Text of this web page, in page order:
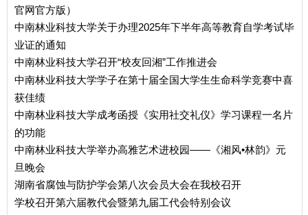
官网官方版）
中南林业科技大学关于办理2025年下半年高等教育自学考试毕
业证的通知
中南林业科技大学召开“校友回湘”工作推进会
中南林业科技大学学子在第十届全国大学生生命科学竞赛中喜
获佳绩
中南林业科技大学成考函授《实用社交礼仪》学习课程一名片
的功能
中南林业科技大学举办高雅艺术进校园——《湘风•林韵》元
旦晚会
湖南省腐蚀与防护学会第八次会员大会在我校召开
学校召开第六届教代会暨第九届工代会特别会议